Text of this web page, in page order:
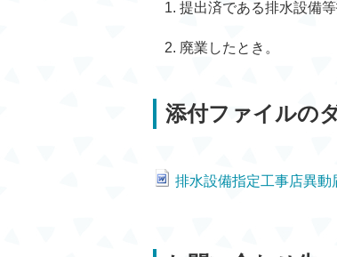
提出済である排水設備
廃業したとき。
添付ファイルの
排水設備指定工事店異動